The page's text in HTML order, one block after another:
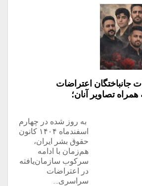
اعتراضات
به روز شده در چهارم
اسفندماه ۱۴۰۴ کانون
حقوق بشر ایران،
هم‌زمان با ادامه
سرکوب سازمان‌یافته
در اعتراضات
سراسری…